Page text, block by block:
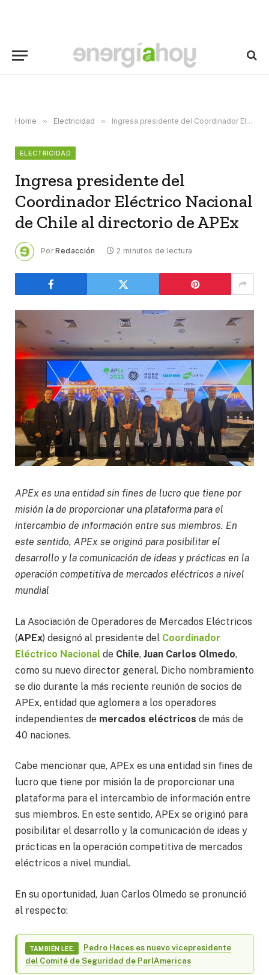
Home » Electricidad » Ingresa presidente del Coordinador Eléctrico Nacional de Chile al directorio de APEx
ELECTRICIDAD
Ingresa presidente del
Coordinador Eléctrico Nacional
de Chile al directorio de APEx
Por Redacción 2 minutos de lectura
APEx es una entidad sin fines de lucro que tiene por
misión la de proporcionar una plataforma para el
intercambio de información entre sus miembros. En
este sentido, APEx se originó para posibilitar el
desarrollo y la comunicación de ideas y prácticas en la
operación competitiva de mercados eléctricos a nivel
mundial
La Asociación de Operadores de Mercados Eléctricos
(APEx) designó al presidente del Coordinador
Eléctrico Nacional de Chile, Juan Carlos Olmedo,
como su nuevo director general. Dicho nombramiento
se dio durante la más reciente reunión de socios de
APEx, entidad que aglomera a los operadores
independientes de mercados eléctricos de más de
40 naciones.
Cabe mencionar que, APEx es una entidad sin fines de
lucro que tiene por misión la de proporcionar una
plataforma para el intercambio de información entre
sus miembros. En este sentido, APEx se originó para
posibilitar el desarrollo y la comunicación de ideas y
prácticas en la operación competitiva de mercados
eléctricos a nivel mundial.
En su oportunidad, Juan Carlos Olmedo se pronunció
al respecto:
TAMBIÉN LEE.
Pedro Haces es nuevo vicepresidente
del Comité de Seguridad de ParlAmericas